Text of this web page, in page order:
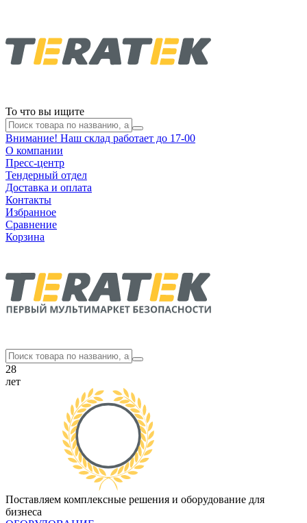
То что вы ищите
Внимание! Наш склад работает до 17-00
О компании
Пресс-центр
Тендерный отдел
Доставка и оплата
Контакты
Избранное
Сравнение
Корзина
28
лет
Поставляем комплексные решения и оборудование для
бизнеса